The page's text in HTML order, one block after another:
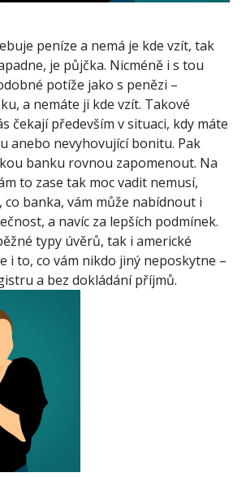
peníze a nemá je kde vzít, tak
je půjčka. Nicméně i s tou
potíže jako s penězi –
a nemáte ji kde vzít. Takové
čekají především v situaci, kdy máte
anebo nevyhovující bonitu. Pak
banku rovnou zapomenout. Na
to zase tak moc vadit nemusí,
banka, vám může nabídnout i
a navíc za lepších podmínek.
typy úvěrů, tak i americké
i to, co vám nikdo jiný neposkytne –
a bez dokládání příjmů.